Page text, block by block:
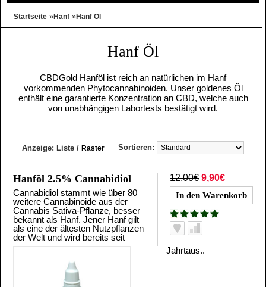
Startseite »Hanf »Hanf Öl
Hanf Öl
CBDGold Hanföl ist reich an natürlichen im Hanf
vorkommenden Phytocannabinoiden. Unser goldenes Öl
enthält eine garantierte Konzentration an CBD, welche auch
von unabhängigen Labortests bestätigt wird.
Anzeige: Liste / Raster Sortieren:
12,00€ 9,90€
Hanföl 2.5% Cannabidiol
Cannabidiol stammt wie über 80
weitere Cannabinoide aus der
Cannabis Sativa-Pflanze, besser
bekannt als Hanf. Jener Hanf gilt
als eine der ältesten Nutzpflanzen
der Welt und wird bereits seit
Jahrtaus..